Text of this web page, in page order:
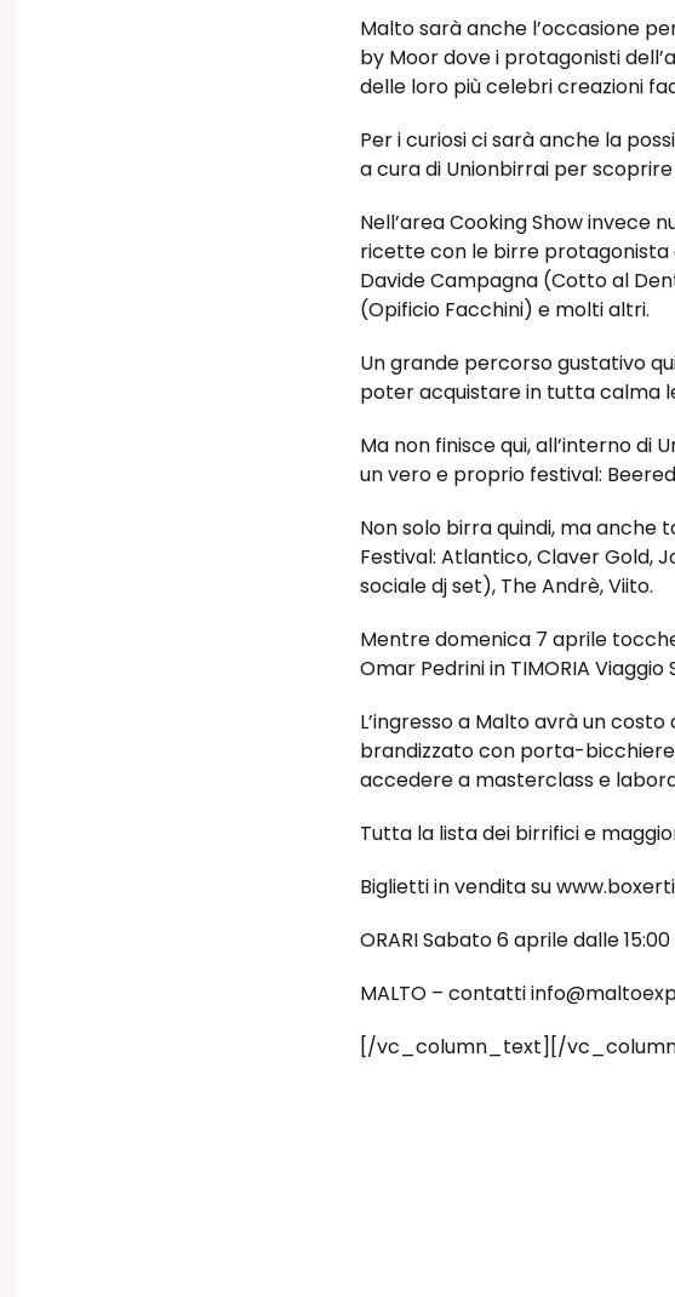
Malto sarà anche l’occasione
by Moor dove i protagonisti
delle loro più celebri creazioni
Per i curiosi ci sarà anche la
a cura di Unionbirrai per
Nell’area Cooking Show invece
ricette con le birre protagonista
Davide Campagna (Cotto al
(Opificio Facchini) e molti altri.
Un grande percorso gustativo
poter acquistare in tutta calma
Ma non finisce qui, all’interno di
un vero e proprio festival:
Non solo birra quindi, ma anche
Festival: Atlantico, Claver Gold,
sociale dj set), The Andrè, Viito.
Mentre domenica 7 aprile
Omar Pedrini in TIMORIA
L’ingresso a Malto avrà un
brandizzato con porta-
accedere a masterclass e
Tutta la lista dei birrifici e
Biglietti in vendita su
ORARI Sabato 6 aprile dalle
MALTO – contatti
[/vc_column_text][/